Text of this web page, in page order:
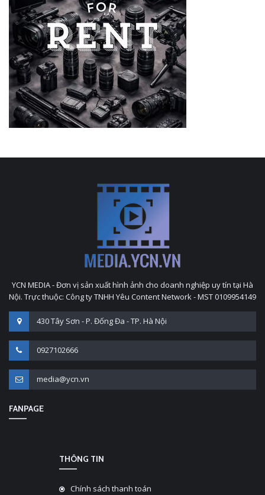
YCN MEDIA - Đơn vị sản xuất hình ảnh cho doanh nghiệp uy tín tại Hà
Nội. Trực thuộc: Công ty TNHH Yêu Content Network - MST 0109954149
430 Tây Sơn - P. Đống Đa - TP. Hà Nội
0927102666
media@ycn.vn
FANPAGE
THÔNG TIN
Chính sách thanh toán